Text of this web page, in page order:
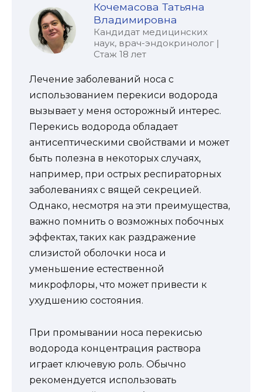
Кочемасова Татьяна
Владимировна
Кандидат медицинских
наук, врач-эндокринолог |
Стаж 18 лет
Лечение заболеваний носа с
использованием перекиси водорода
вызывает у меня осторожный интерес.
Перекись водорода обладает
антисептическими свойствами и может
быть полезна в некоторых случаях,
например, при острых респираторных
заболеваниях с вящей секрецией.
Однако, несмотря на эти преимущества,
важно помнить о возможных побочных
эффектах, таких как раздражение
слизистой оболочки носа и
уменьшение естественной
микрофлоры, что может привести к
ухудшению состояния.
При промывании носа перекисью
водорода концентрация раствора
играет ключевую роль. Обычно
рекомендуется использовать